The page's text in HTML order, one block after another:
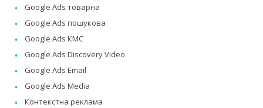
Google Ads товарна
Google Ads пошукова
Google Ads КМС
Google Ads Discovery Video
Google Ads Email
Google Ads Media
Контекстна реклама